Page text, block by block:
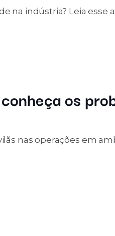
na indústria? Leia esse
os
nas operações em